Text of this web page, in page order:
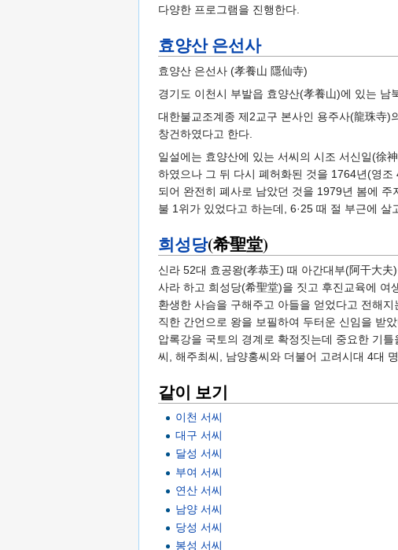
다양한 프로그램을 진행한다.
효양산 은선사
효양산 은선사 (孝養山 隱仙寺)
경기도 이천시 부발읍 효양산(孝養山)에 있는
대한불교조계종 제2교구 본사인 용주사(龍珠寺
창건하였다고 한다.
일설에는 효양산에 있는 서씨의 시조 서신일(徐
하였으나 그 뒤 다시 폐허화된 것을 1764년(영
되어 완전히 폐사로 남았던 것을 1979년 봄에
불 1위가 있었다고 하는데, 6·25 때 절 부근에
희성당(希聖堂)
신라 52대 효공왕(孝恭王) 때 아간대부(阿干大
사라 하고 희성당(希聖堂)을 짓고 후진교육에 여
환생한 사슴을 구해주고 아들을 얻었다고 전해
직한 간언으로 왕을 보필하여 두터운 신임을 받
압록강을 국토의 경계로 확정짓는데 중요한 기
씨, 해주최씨, 남양홍씨와 더불어 고려시대 4대
같이 보기
이천 서씨
대구 서씨
달성 서씨
부여 서씨
연산 서씨
남양 서씨
당성 서씨
봉성 서씨